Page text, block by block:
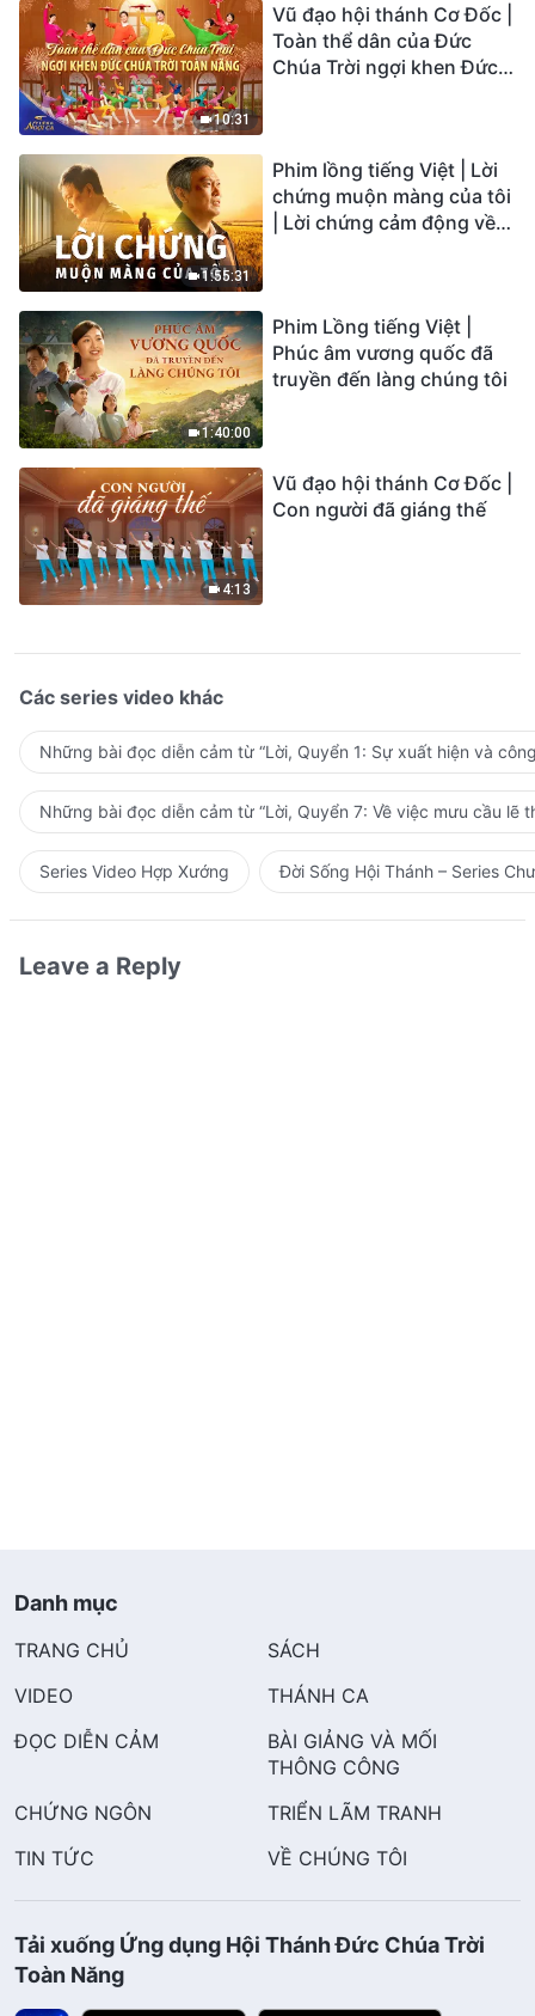
10:31
Vũ đạo hội thánh Cơ Đốc |
Toàn thể dân của Đức
Chúa Trời ngợi khen Đức
1:55:31
Phim lồng tiếng Việt | Lời
chứng muộn màng của tôi
| Lời chứng cảm động về
1:40:00
Phim Lồng tiếng Việt |
Phúc âm vương quốc đã
truyền đến làng chúng tôi
4:13
Vũ đạo hội thánh Cơ Đốc |
Con người đã giáng thế
Các series video khác
Những bài đọc diễn cảm từ “Lời, Quyển 1: Sự xuất hiện và
Những bài đọc diễn cảm từ “Lời, Quyển 7: Về việc mưu cầu lẽ
Series Video Hợp Xướng Đời Sống Hội Thánh – Series
Leave a Reply
Danh mục
TRANG CHỦ
SÁCH
VIDEO
THÁNH CA
ĐỌC DIỄN CẢM
BÀI GIẢNG VÀ MỐI
THÔNG CÔNG
CHỨNG NGÔN
TRIỂN LÃM TRANH
TIN TỨC
VỀ CHÚNG TÔI
Tải xuống Ứng dụng Hội Thánh Đức Chúa Trời
Toàn Năng